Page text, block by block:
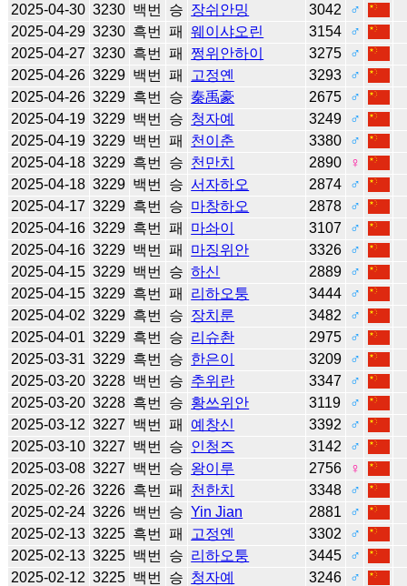
2025-04-30 3230 백번 승 장쉬안밍 3042
♂
2025-04-29 3230 흑번 패 웨이샤오린 3154
♂
2025-04-27 3230 흑번 패 쩡위안하이 3275
♂
2025-04-26 3229 백번 패 고정옌 3293
♂
2025-04-26 3229 흑번 승 秦禹豪 2675
♂
2025-04-19 3229 백번 승 청자예 3249
♂
2025-04-19 3229 백번 패 천이춘 3380
♂
2025-04-18 3229 흑번 승 천만치 2890
♀
2025-04-18 3229 백번 승 서자하오 2874
♂
2025-04-17 3229 흑번 승 마창하오 2878
♂
2025-04-16 3229 흑번 패 마솨이 3107
♂
2025-04-16 3229 백번 패 마징위안 3326
♂
2025-04-15 3229 백번 승 하신 2889
♂
2025-04-15 3229 흑번 패 리하오퉁 3444
♂
2025-04-02 3229 흑번 승 장치룬 3482
♂
2025-04-01 3229 흑번 승 리슈촨 2975
♂
2025-03-31 3229 흑번 승 한은이 3209
♂
2025-03-20 3228 백번 승 추위란 3347
♂
2025-03-20 3228 흑번 승 황쓰위안 3119
♂
2025-03-12 3227 백번 패 예창신 3392
♂
2025-03-10 3227 백번 승 인청즈 3142
♂
2025-03-08 3227 백번 승 왕이루 2756
♀
2025-02-26 3226 흑번 패 천한치 3348
♂
2025-02-24 3226 백번 승 Yin Jian 2881
♂
2025-02-13 3225 흑번 패 고정옌 3302
♂
2025-02-13 3225 백번 승 리하오퉁 3445
♂
2025-02-12 3225 백번 승 청자예 3246
♂